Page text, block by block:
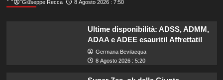
Giuseppe Recca 8 Agosto 2026 : 7:50
Ultime disponibilità: ADSS, ADMM,
ADAA e ADEE esauriti! Affrettati!
Germana Bevilacqua
8 Agosto 2026 : 5:20